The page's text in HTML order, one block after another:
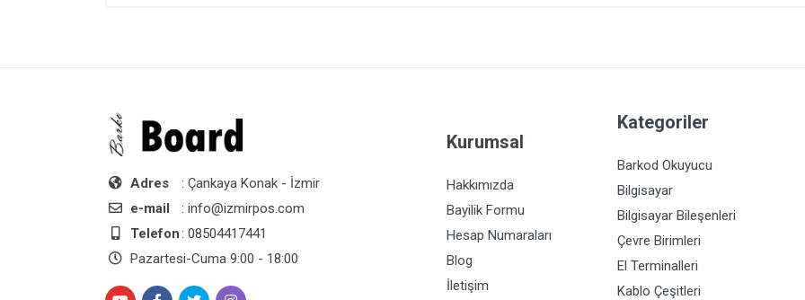
Adres
: Çankaya Konak - İzmir
e-mail
: info@izmirpos.com
Telefon: 08504417441
Pazartesi-Cuma 9:00 - 18:00
Kurumsal
Hakkımızda
Bayilik Formu
Hesap Numaraları
Blog
İletişim
Kategoriler
Barkod Okuyucu
Bilgisayar
Bilgisayar Bileşenleri
Çevre Birimleri
El Terminalleri
Kablo Çeşitleri